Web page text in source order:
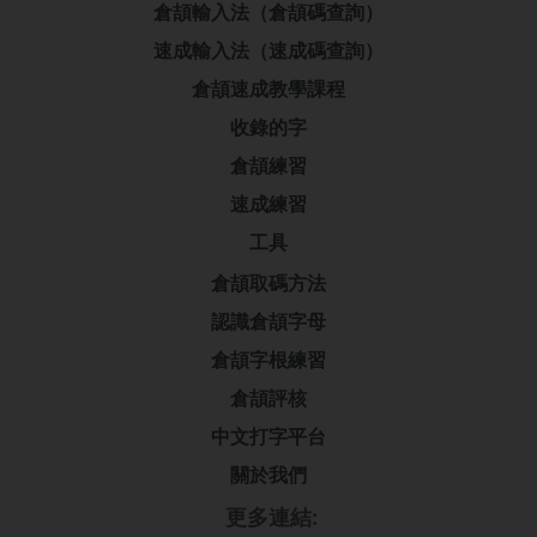
倉頡輸入法（倉頡碼查詢）
速成輸入法（速成碼查詢）
倉頡速成教學課程
收錄的字
倉頡練習
速成練習
工具
倉頡取碼方法
認識倉頡字母
倉頡字根練習
倉頡評核
中文打字平台
關於我們
更多連結: